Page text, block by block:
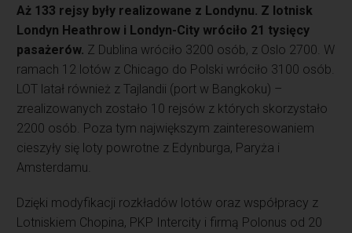
Aż 133 rejsy były realizowane z Londynu. Z lotnisk
Londyn Heathrow i Londyn-City wróciło 21 tysięcy
pasażerów. Z Dublina wróciło 3200 osób, z Oslo 2700. W
ramach 12 lotów z Chicago do Polski wróciło 3100 osób.
LOT latał również z Tajlandii (port w Bangkoku) –
zrealizowanych zostało 10 rejsów z których skorzystało
2200 osób. Poza tym największym zainteresowaniem
cieszyły się loty powrotne z Edynburga, Paryża i
Amsterdamu.
Dzięki modyfikacji rozkładów lotów oraz współpracy z
Lotniskiem Chopina, PKP Intercity i firmą Polonus od 20